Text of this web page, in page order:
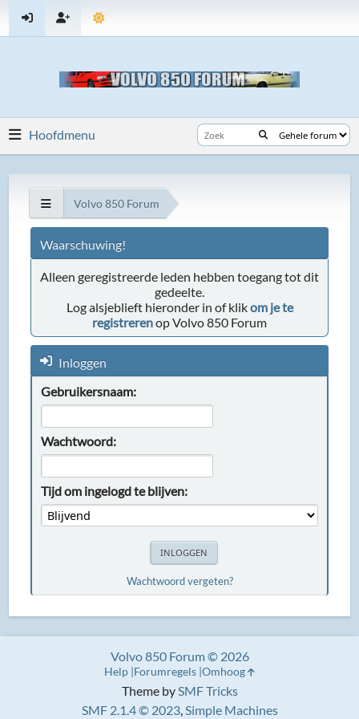
Hoofdmenu
Volvo 850 Forum
Waarschuwing!
Alleen geregistreerde leden hebben toegang tot dit
gedeelte.
Log alsjeblieft hieronder in of klikom je te
registrerenop Volvo 850 Forum
Inloggen
Gebruikersnaam:
Wachtwoord:
Tijd om ingelogd te blijven:
Wachtwoord vergeten?
Theme bySMF Tricks
SMF 2.1.4 © 2023,Simple Machines
Volvo 850 Forum © 2026
Help Forumregels Omhoog